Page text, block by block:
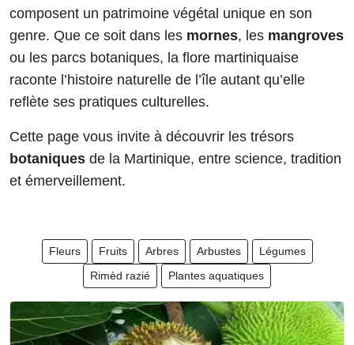
composent un patrimoine végétal unique en son
genre. Que ce soit dans les mornes, les mangroves
ou les parcs botaniques, la flore martiniquaise
raconte l’histoire naturelle de l’île autant qu’elle
reflète ses pratiques culturelles.
Cette page vous invite à découvrir les trésors
botaniques de la Martinique, entre science, tradition
et émerveillement.
Fleurs Fruits Arbres Arbustes
Légumes
Rimèd razié
Plantes aquatiques